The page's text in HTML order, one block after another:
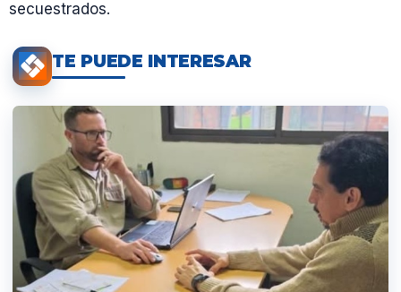
secuestrados.
TE PUEDE INTERESAR